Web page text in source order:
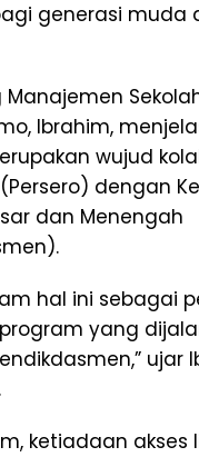
generasi muda
Manajemen
Ibrahim,
wujud
(Persero) dengan
dan Menengah
hal ini sebagai
yang
ujar
ketiadaan akses